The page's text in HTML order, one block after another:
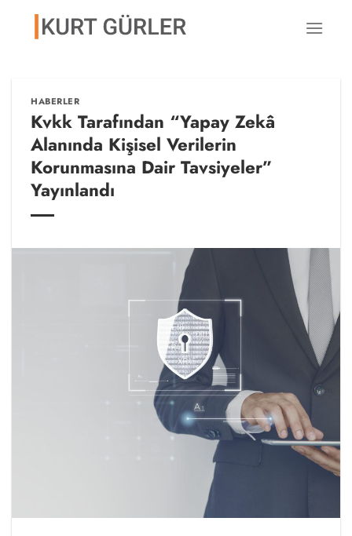
HABERLER
Kvkk Tarafından “Yapay Zekâ
Alanında Kişisel Verilerin
Korunmasına Dair Tavsiyeler”
Yayınlandı